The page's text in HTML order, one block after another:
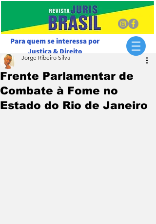
Para quem se interessa por
Justiça & Direito
Frente Parlamentar de
Combate à Fome no
Estado do Rio de Janeiro
Jorge Ribeiro Silva